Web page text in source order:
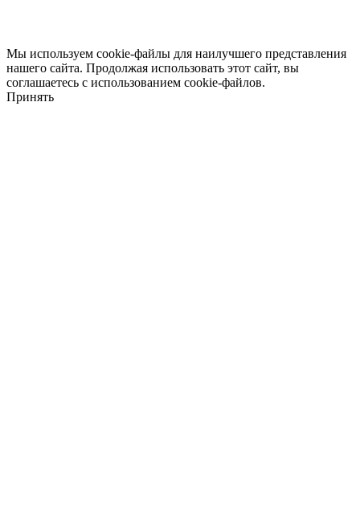
Мы используем cookie-файлы для наилучшего представления
нашего сайта. Продолжая использовать этот сайт, вы
соглашаетесь с использованием cookie-файлов.
Принять